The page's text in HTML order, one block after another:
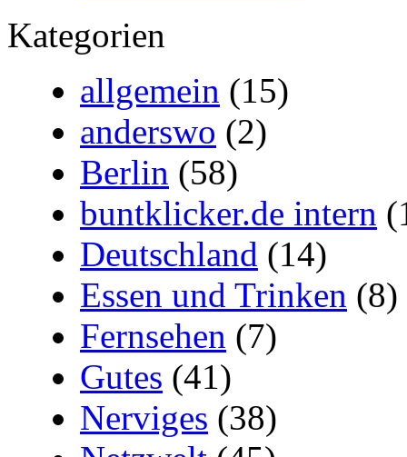
Kategorien
allgemein (15)
anderswo (2)
Berlin (58)
buntklicker.de intern
Deutschland (14)
Essen und Trinken (8)
Fernsehen (7)
Gutes (41)
Nerviges (38)